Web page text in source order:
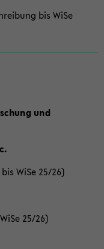
bis WiSe
und
WiSe 25/26)
25/26)